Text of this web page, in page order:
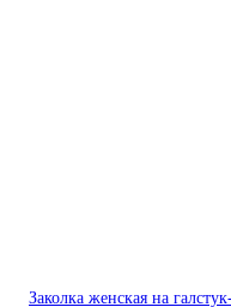
Заколка женская на